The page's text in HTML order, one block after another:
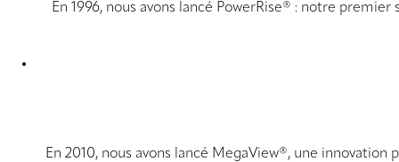
En 1996, nous avons lancé PowerRise® : notre
En 2010, nous avons lancé MegaView®, une